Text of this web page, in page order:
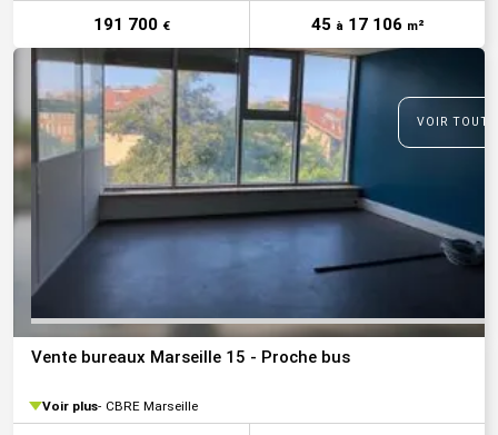
191 700 € 45 à17 106 m²
VOIR
Vente bureaux Marseille 15 - Proche bus
Voir plus CBRE Marseille